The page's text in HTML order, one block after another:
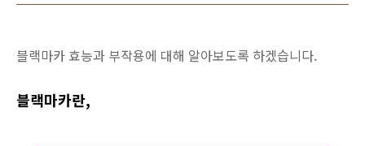
블랙마카 효능과 부작용에 대해 알아보도록 하겠습니다.
블랙마카란,